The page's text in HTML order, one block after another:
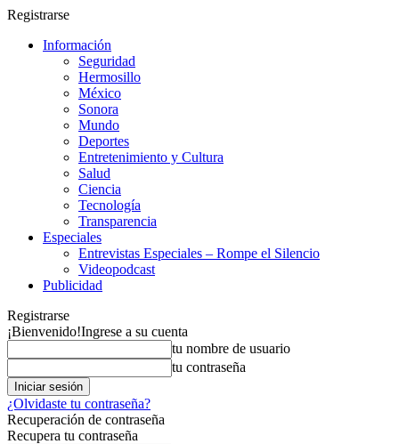
Registrarse
Información
Seguridad
Hermosillo
México
Sonora
Mundo
Deportes
Entretenimiento y Cultura
Salud
Ciencia
Tecnología
Transparencia
Especiales
Entrevistas Especiales – Rompe el Silencio
Videopodcast
Publicidad
Registrarse
¡Bienvenido!Ingrese a su cuenta
tu nombre de usuario
tu contraseña
¿Olvidaste tu contraseña?
Recuperación de contraseña
Recupera tu contraseña